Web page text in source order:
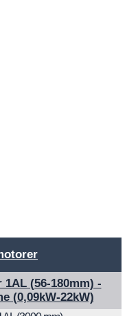
(56-180mm) -
(0,09kW-22kW)